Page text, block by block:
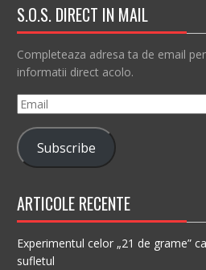
S.O.S. DIRECT IN MAIL
Completeaza adresa ta de email
informatii direct acolo.
Email
Subscribe
ARTICOLE RECENTE
Experimentul celor „21 de grame”
sufletul